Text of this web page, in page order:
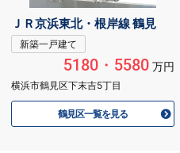
ＪＲ京浜東北・根岸線 鶴見
新築一戸建て
5180・5580万円
横浜市鶴見区下末吉5丁目
鶴見区一覧を見る